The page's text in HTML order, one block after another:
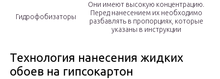
Гидрофобизаторы
Они имеют высокую концентрацию.
Перед нанесением их необходимо
разбавлять в пропорциях, которые
указаны в инструкции
Технология нанесения жидких
обоев на гипсокартон